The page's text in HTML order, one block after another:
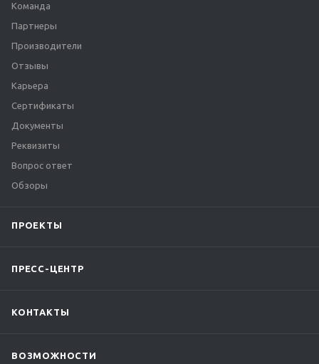
Команда
Партнеры
Производители
Отзывы
Карьера
Сертификаты
Документы
Реквизиты
Вопрос ответ
Обзоры
ПРОЕКТЫ
ПРЕСС-ЦЕНТР
КОНТАКТЫ
ВОЗМОЖНОСТИ